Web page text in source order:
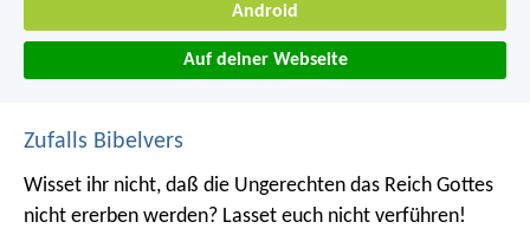
Android
Auf deiner Webseite
Zufalls Bibelvers
Wisset ihr nicht, daß die Ungerechten das Reich Gottes
nicht ererben werden? Lasset euch nicht verführen!